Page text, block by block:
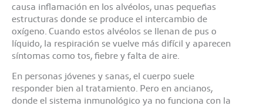
causa inflamación en los alvéolos, unas pequeñas
estructuras donde se produce el intercambio de
oxígeno. Cuando estos alvéolos se llenan de pus o
líquido, la respiración se vuelve más difícil y aparecen
síntomas como tos, fiebre y falta de aire.
En personas jóvenes y sanas, el cuerpo suele
responder bien al tratamiento. Pero en ancianos,
donde el sistema inmunológico ya no funciona con la